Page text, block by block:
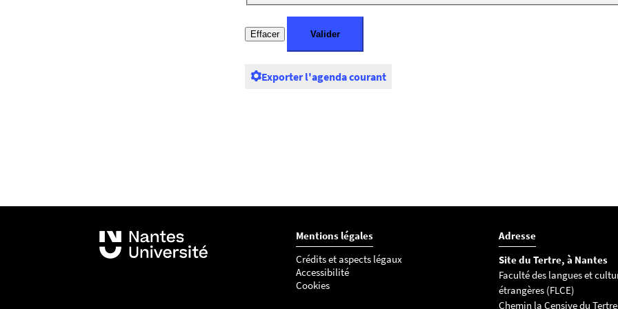
Exporter l'agenda courant
Mentions légales
Crédits et aspects légaux
Accessibilité
Cookies
Adresse
Site du Tertre, à Nantes
Faculté des langues et
étrangères (FLCE)
Chemin la Censive du Tertre